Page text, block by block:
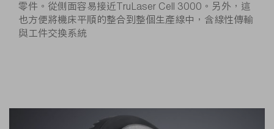
零件。從側面容易接近TruLaser Cell 3000。另外，這
也方便將機床平順的整合到整個生產線中，含線性傳輸
與工件交換系統